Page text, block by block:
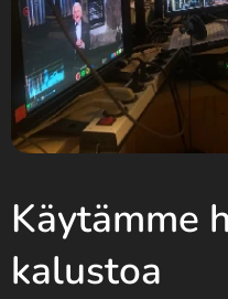
Käytämme
kalustoa